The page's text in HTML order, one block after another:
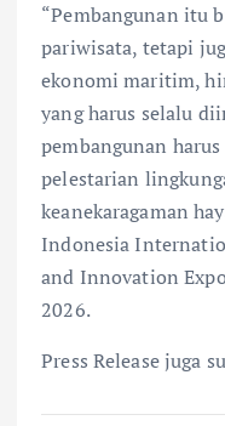
“Pembangunan itu
pariwisata, tetapi
ekonomi maritim,
yang harus selalu
pembangunan
pelestarian
keanekaragaman
Indonesia
and Innovation
2026.
Press Release juga